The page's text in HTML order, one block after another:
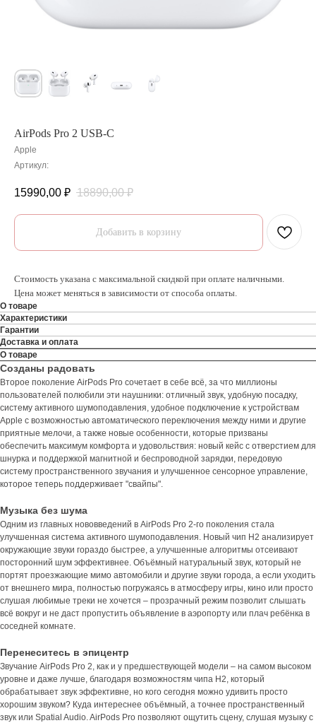
AirPods Pro 2 USB-C
Apple
Артикул:
15990,00 ₽ 18890,00 ₽
Добавить в корзину
Стоимость указана с максимальной скидкой при оплате наличными.
Цена может меняться в зависимости от способа оплаты.
О товаре
Характеристики
Гарантии
Доставка и оплата
О товаре
Созданы радовать
Второе поколение AirPods Pro сочетает в себе всё, за что миллионы
пользователей полюбили эти наушники: отличный звук, удобную посадку,
систему активного шумоподавления, удобное подключение к устройствам
Apple с возможностью автоматического переключения между ними и другие
приятные мелочи, а также новые особенности, которые призваны
обеспечить максимум комфорта и удовольствия: новый кейс с отверстием для
шнурка и поддержкой магнитной и беспроводной зарядки, передовую
систему пространственного звучания и улучшенное сенсорное управление,
которое теперь поддерживает "свайпы".
Музыка без шума
Одним из главных нововведений в AirPods Pro 2-го поколения стала
улучшенная система активного шумоподавления. Новый чип H2 анализирует
окружающие звуки гораздо быстрее, а улучшенные алгоритмы отсеивают
посторонний шум эффективнее. Объёмный натуральный звук, который не
портят проезжающие мимо автомобили и другие звуки города, а если уходить
от внешнего мира, полностью погружаясь в атмосферу игры, кино или просто
слушая любимые треки не хочется – прозрачный режим позволит слышать
всё вокруг и не даст пропустить объявление в аэропорту или плач ребёнка в
соседней комнате.
Перенеситесь в эпицентр
Звучание AirPods Pro 2, как и у предшествующей модели – на самом высоком
уровне и даже лучше, благодаря возможностям чипа H2, который
обрабатывает звук эффективне, но кого сегодня можно удивить просто
хорошим звуком? Куда интереснее объёмный, а точнее пространственный
звук или Spatial Audio. AirPods Pro позволяют ощутить сцену, слушая музыку с